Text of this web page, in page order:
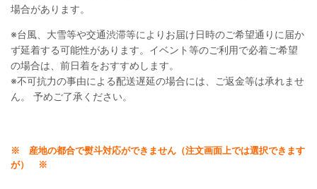
場合があります。
※台風、大雪等や交通渋滞等によりお届け日時のご希望通りに届か
ず延着する可能性があります。 イベント等のご利用で必着ご希望
の場合は、前日着をおすすめ します。
※不可抗力の事由による配送遅延の場合には、ご返金等は承れませ
ん。
予めご了承ください。
※ 産地の都合で熨斗対応ができません（注文画面上では選択できます
が） ※